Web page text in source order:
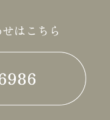
はこちら